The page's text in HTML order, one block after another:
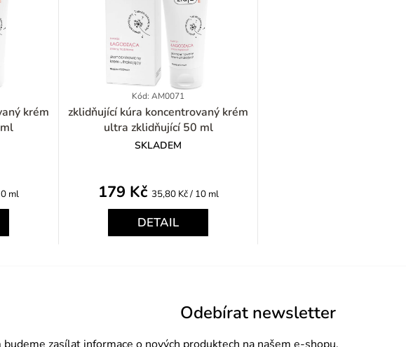
ml
Kód: AM0071
zklidňující kúra koncentrovaný krém
ultra zklidňující 50 ml
SKLADEM
179 Kč Měrná
cena:
35,80 Kč / 10 ml
DETAIL
Odebírat newsletter